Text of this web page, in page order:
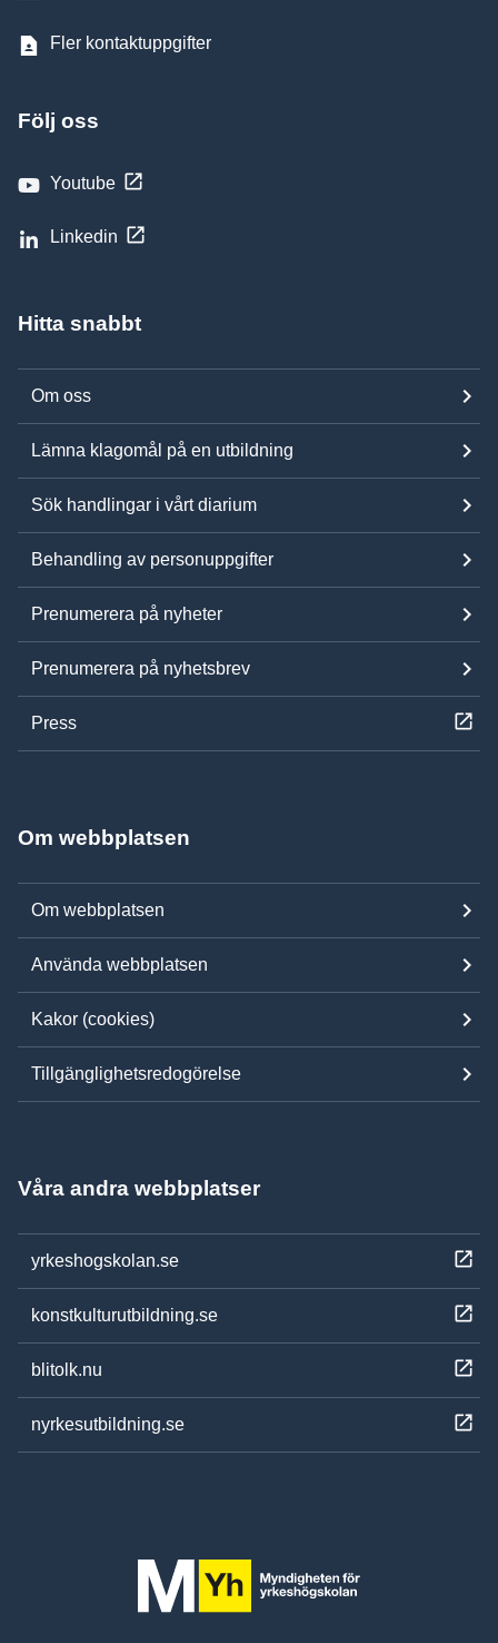
Fler kontaktuppgifter
Följ oss
Youtube
Linkedin
Hitta snabbt
Om oss
Lämna klagomål på en utbildning
Sök handlingar i vårt diarium
Behandling av personuppgifter
Prenumerera på nyheter
Prenumerera på nyhetsbrev
Press
Om webbplatsen
Om webbplatsen
Använda webbplatsen
Kakor (cookies)
Tillgänglighetsredogörelse
Våra andra webbplatser
yrkeshogskolan.se
konstkulturutbildning.se
blitolk.nu
nyrkesutbildning.se